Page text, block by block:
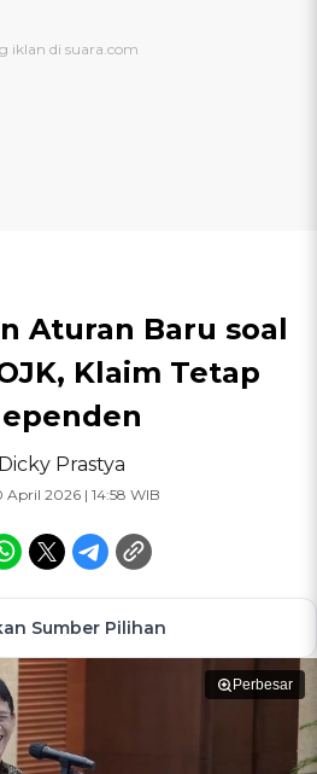
Aturan Baru soal
Klaim Tetap
Dicky Prastya
April 2026 | 14:58 WIB
Sumber Pilihan
Perbesar